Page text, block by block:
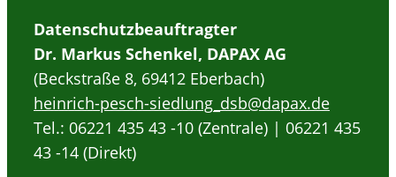
Datenschutzbeauftragter
Dr. Markus Schenkel, DAPAX AG
(Beckstraße 8, 69412 Eberbach)
heinrich-pesch-siedlung_dsb@dapax.de
Tel.: 06221 435 43 -10 (Zentrale) | 06221 435
43 -14 (Direkt)